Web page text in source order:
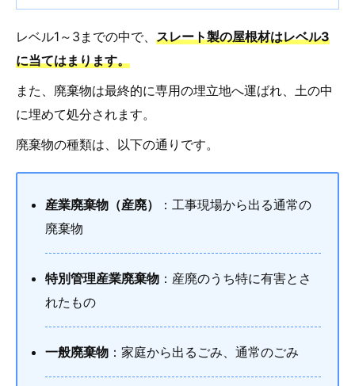
レベル1～3までの中で、スレート製の屋根材はレベル3
に当てはまります。
また、廃棄物は最終的に専用の埋立地へ運ばれ、土の中
に埋めて処分されます。
廃棄物の種類は、以下の通りです。
産業廃棄物（産廃）
：工事現場から出る通常の
廃棄物
特別管理産業廃棄物 ：産廃のうち特に有害とさ
れたもの
一般廃棄物 ：家庭から出るごみ、通常のごみ